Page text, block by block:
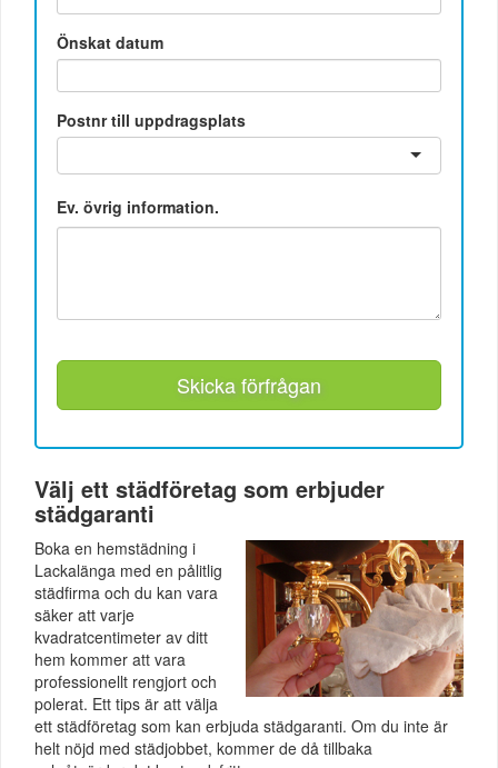
Önskat datum
Postnr till uppdragsplats
Ev. övrig information.
Skicka förfrågan
Välj ett städföretag som erbjuder
städgaranti
Boka en hemstädning i
Lackalänga med en pålitlig
städfirma och du kan vara
säker att varje
kvadratcentimeter av ditt
hem kommer att vara
professionellt rengjort och
polerat. Ett tips är att välja
ett städföretag som kan erbjuda städgaranti. Om du inte är
helt nöjd med städjobbet, kommer de då tillbaka